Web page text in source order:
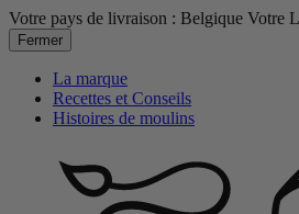
Votre pays de livraison : Belgique Votre
Fermer
La marque
Recettes et Conseils
Histoires de moulins